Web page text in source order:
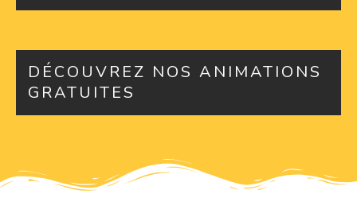
DÉCOUVREZ NOS ANIMATIONS
GRATUITES